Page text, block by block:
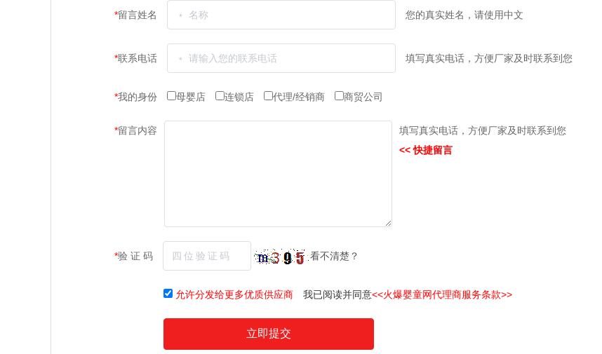
*留言姓名 您的真实姓名，请使用中文
*联系电话 填写真实电话，方便厂家及时联系到您
*我的身份 母婴店 连锁店 代理/经销商 商贸公司
*留言内容
填写真实电话，方便厂家及时联系到您
<< 快捷留言
*验 证 码 看不清楚？
允许分发给更多优质供应商 我已阅读并同意<<火爆婴童网代理商服务条款>>
立即提交